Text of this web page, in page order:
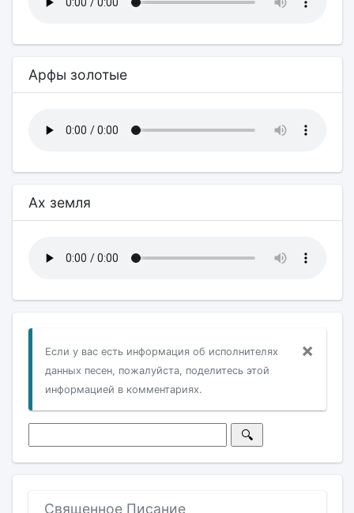
Арфы золотые
Ах земля
×
Если у вас есть информация об исполнителях
данных песен, пожалуйста, поделитесь этой
информацией в комментариях.
Священное Писание